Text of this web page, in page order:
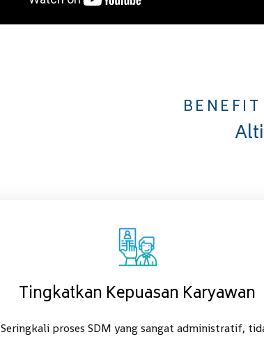
Tingkatkan Kepuasan Karyawan
Seringkali proses SDM yang sangat administratif,